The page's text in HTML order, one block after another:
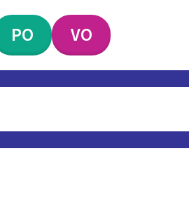
PO VO